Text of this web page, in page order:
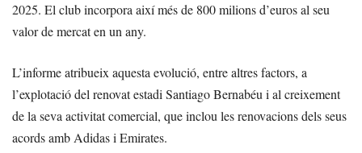
2025. El club incorpora així més de 800 milions d’euros al seu
valor de mercat en un any.
L’informe atribueix aquesta evolució, entre altres factors, a
l’explotació del renovat estadi Santiago Bernabéu i al creixement
de la seva activitat comercial, que inclou les renovacions dels seus
acords amb Adidas i Emirates.